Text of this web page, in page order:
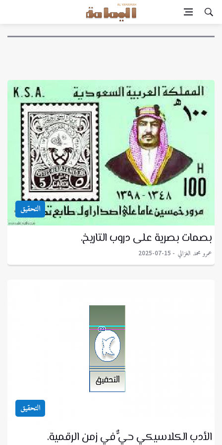
التحقيق
بصمات بصرية على دروب التاريخ.
عمرو محمد الغزالي 2025-07-15
التحقيق
الأدب الكلاسيكي حيٌّ في زمن الرقمية.